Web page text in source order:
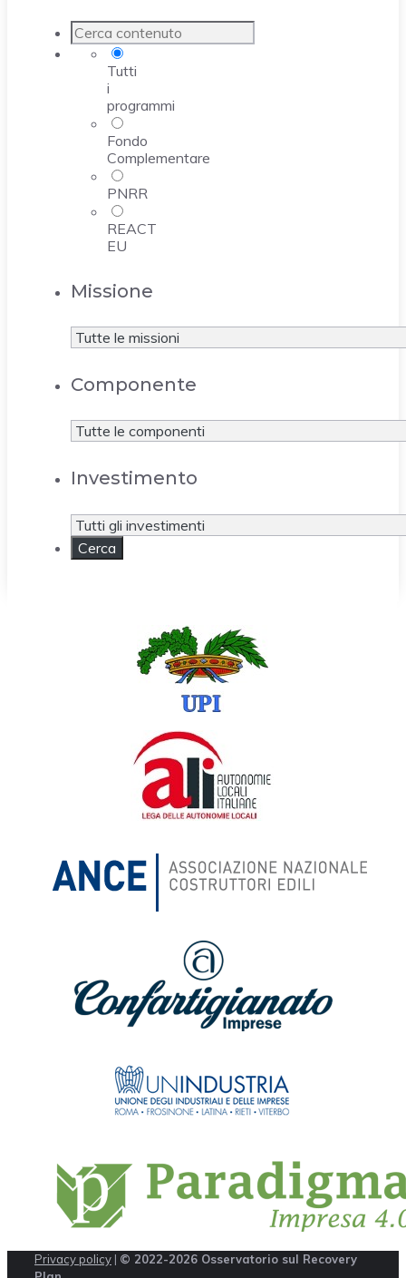
Tutti
i
programmi
Fondo
Complementare
PNRR
REACT
EU
Missione
Componente
Investimento
Privacy policy | © 2022-2026 Osservatorio sul Recovery